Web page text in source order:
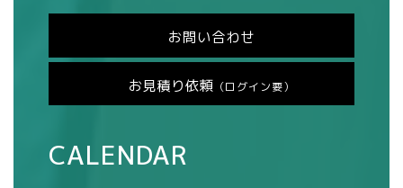
お問い合わせ
お見積り依頼 （ログイン要）
CALENDAR